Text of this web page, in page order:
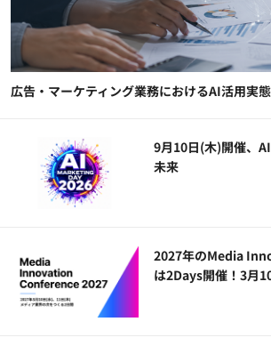
広告・マーケティング業務におけるAI活用実
9月10日(木)開催、
未来
2027年のMedia
は2Days開催！3月